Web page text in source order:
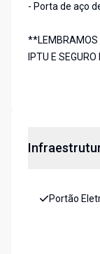
- Porta de aço
**LEMBRAMOS
IPTU E
Portão